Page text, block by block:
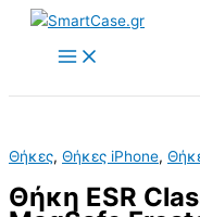
Skip
content
Θήκες, Θήκες iPhone,
Θήκη ESR